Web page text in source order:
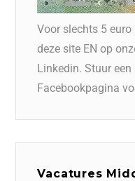
Voor slechts 5
deze site EN op
Linkedin. Stuur
Facebookpagina
Vacatures